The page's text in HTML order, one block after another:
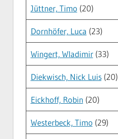
Jüttner, Timo (20)
Dornhöfer, Luca (23)
Wingert, Wladimir(33)
Diekwisch, Nick Luis(20)
Eickhoff, Robin (20)
Westerbeck, Timo (29)